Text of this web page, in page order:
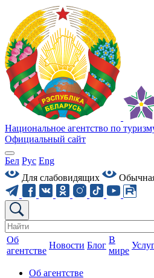
Национальное агентство по
Официальный сайт
Бел Рус Eng
Для слабовидящих
Об
агентстве
Новости Блог
В
мире
Об агентстве